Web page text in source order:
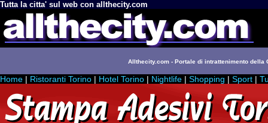
Tutta la citta' sul web con allthecity.com
Allthecity.com - Portale di intrattenimento della
Home | Ristoranti Torino | Hotel Torino | Nightlife | Shopping | Sport |